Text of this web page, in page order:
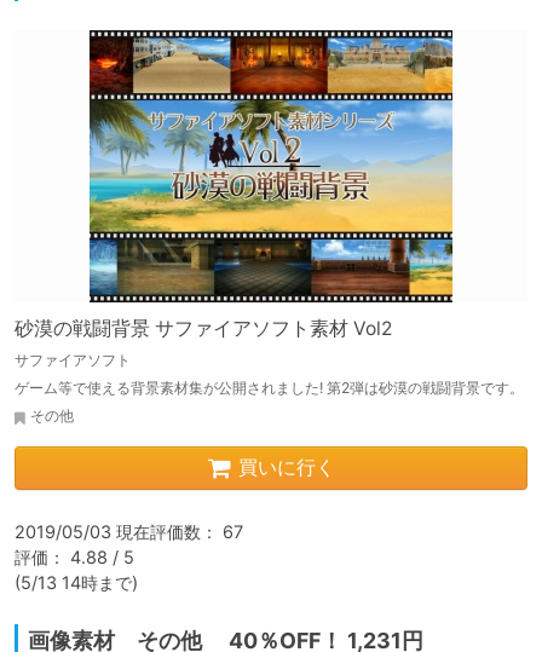
砂漠の戦闘背景 サファイアソフト素材 Vol2
サファイアソフト
ゲーム等で使える背景素材集が公開されました! 第2弾は砂漠の戦闘背景です。
その他
買いに行く
2019/05/03 現在評価数： 67
評価： 4.88 / 5
(5/13 14時まで)
画像素材 その他 40％OFF！ 1,231円